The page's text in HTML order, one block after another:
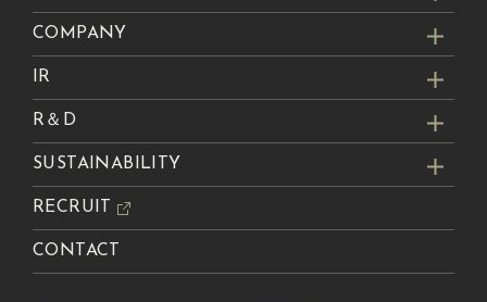
COMPANY
IR
R＆D
SUSTAINABILITY
RECRUIT
CONTACT